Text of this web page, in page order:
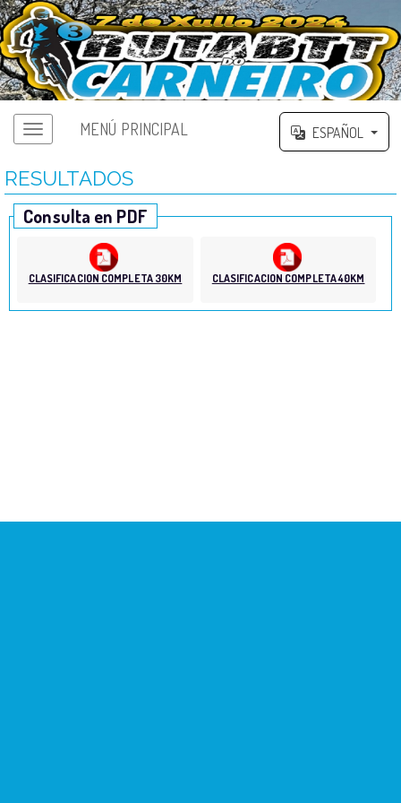
MENÚ PRINCIPAL ESPAÑOL
RESULTADOS
Consulta en PDF
CLASIFICACION COMPLETA 30KM CLASIFICACION COMPLETA 40KM